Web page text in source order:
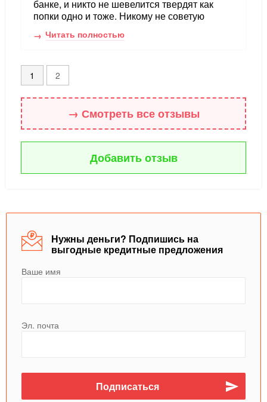
банке, и никто не шевелится твердят как
попки одно и тоже. Никому не советую
Читать полностью
1 2
→ Смотреть все отзывы
Добавить отзыв
Нужны деньги? Подпишись на
выгодные кредитные предложения
Ваше имя
Эл. почта